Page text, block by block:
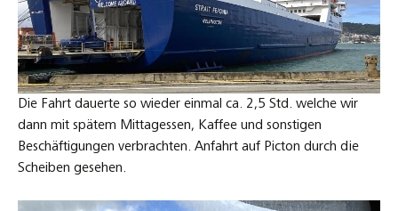
Die Fahrt dauerte so wieder einmal ca. 2,5 Std. welche wir
dann mit spätem Mittagessen, Kaffee und sonstigen
Beschäftigungen verbrachten. Anfahrt auf Picton durch die
Scheiben gesehen.